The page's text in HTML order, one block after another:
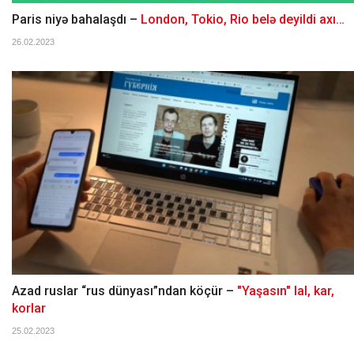
Paris niyə bahalaşdı – London, Tokio, Rio belə deyildi axı…
26.02.2023
Azad ruslar “rus dünyası”ndan köçür – "Yaşasın" lal, kar,
korlar
25.02.2023